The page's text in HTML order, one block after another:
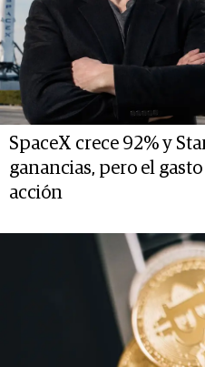
SpaceX crece 92% y
ganancias, pero el
acción